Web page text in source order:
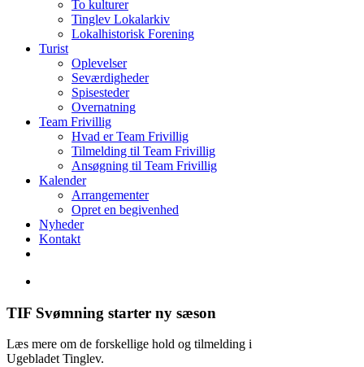
To kulturer
Tinglev Lokalarkiv
Lokalhistorisk Forening
Turist
Oplevelser
Seværdigheder
Spisesteder
Overnatning
Team Frivillig
Hvad er Team Frivillig
Tilmelding til Team Frivillig
Ansøgning til Team Frivillig
Kalender
Arrangementer
Opret en begivenhed
Nyheder
Kontakt
TIF Svømning starter ny sæson
Læs mere om de forskellige hold og tilmelding i
Ugebladet Tinglev.